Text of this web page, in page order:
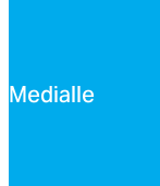
Me­dial­le